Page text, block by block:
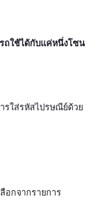
ถใช้ได้กับแค่หนึ่งโซน
ใส่รหัสไปรษณีย์ด้วย
อกจากรายการ